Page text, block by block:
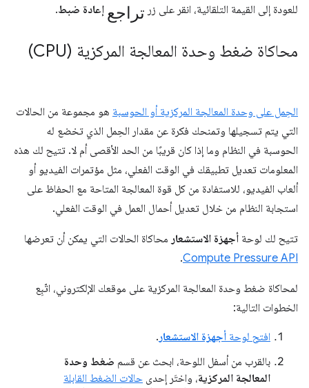
للعودة إلى القيمة التلقائية، انقر على زر تراجع إعادة ضبط.
محاكاة ضغط وحدة المعالجة المركزية (CPU)
الحِمل على وحدة المعالجة المركزية أو الحوسبة هو مجموعة من الحالات
التي يتم تسجيلها وتمنحك فكرة عن مقدار الحِمل الذي تخضع له
الحوسبة في النظام وما إذا كان قريبًا من الحد الأقصى أم لا. تتيح لك هذه
المعلومات تعديل تطبيقك في الوقت الفعلي، مثل مؤتمرات الفيديو أو
ألعاب الفيديو، للاستفادة من كل قوة المعالجة المتاحة مع الحفاظ على
استجابة النظام من خلال تعديل أحمال العمل في الوقت الفعلي.
تتيح لك لوحة أجهزة الاستشعار محاكاة الحالات التي يمكن أن تعرضها
Compute Pressure API
.
لمحاكاة ضغط وحدة المعالجة المركزية على موقعك الإلكتروني، اتّبِع
الخطوات التالية:
افتح لوحة أجهزة الاستشعار .
بالقرب من أسفل اللوحة، ابحث عن قسم ضغط وحدة
المعالجة المركزية، واختَر إحدى حالات الضغط القابلة